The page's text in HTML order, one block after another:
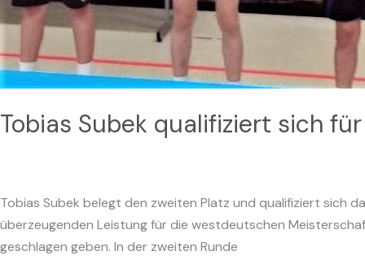
Tobias Subek qualifiziert sich
Tobias Subek belegt den zweiten Platz und qualifiziert sich
überzeugenden Leistung für die westdeutschen
geschlagen geben. In der zweiten Runde